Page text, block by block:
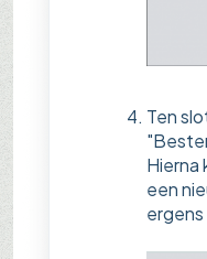
Ten
Hierna
een
ergens